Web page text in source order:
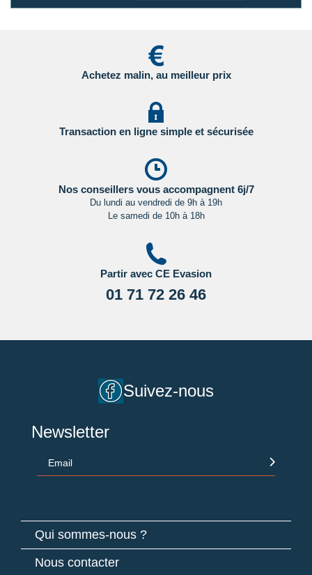
Achetez malin, au meilleur prix
Transaction en ligne simple et sécurisée
Nos conseillers vous accompagnent 6j/7
Du lundi au vendredi de 9h à 19h
Le samedi de 10h à 18h
Partir avec CE Evasion
01 71 72 26 46
Suivez-nous
Newsletter
Email
Qui sommes-nous ?
Nous contacter